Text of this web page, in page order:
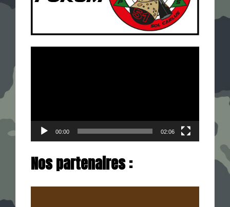
00:00 02:06
Nos partenaires :